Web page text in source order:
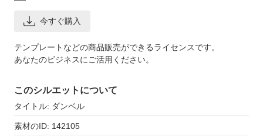
今すぐ購入
テンプレートなどの商品販売ができるライセンスです。
あなたのビジネスにご活用ください。
このシルエットについて
タイトル: ダンベル
素材のID: 142105